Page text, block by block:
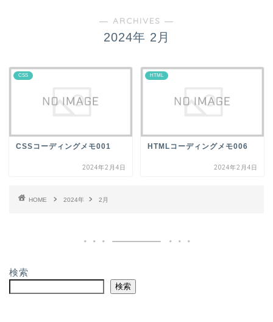
― ARCHIVES ―
2024年 2月
CSS
CSSコーディングメモ001
2024年2月4日
HTML
HTMLコーディングメモ006
2024年2月4日
HOME 2024年 2月
検索
検索